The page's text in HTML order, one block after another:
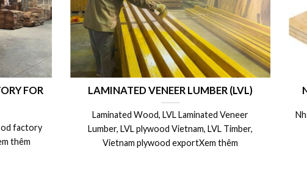
LAMINATED VENEER LUMBER (LVL)
Laminated Wood, LVL Laminated Veneer
Lumber, LVL plywood Vietnam, LVL Timber,
Vietnam plywood exportXem thêm
Nhà máy
Nhà máy sản